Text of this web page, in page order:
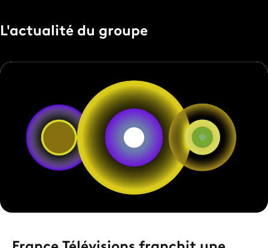
L'actualité du groupe